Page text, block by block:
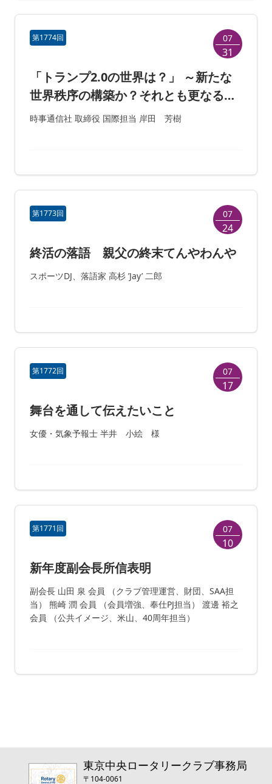
第1774回 07
31
「トランプ2.0の世界は？」 ～新たな
世界秩序の構築か？それとも更なる分
断の深化か？日本の正しい対応は？～
時事通信社 取締役 国際担当 岸田 芳樹
第1773回 07
24
終活の落語 親父の終末てんやわんや
スポーツDJ、落語家 高杉 ’Jay’ 二郎
第1772回 07
17
舞台を通して伝えたいこと
女優・気象予報士 半井 小絵 様
第1771回 07
10
新年度副会長所信表明
副会長 山田 泉 会員 （クラブ管理運営、財団、SAA担
当） 熊崎 潤 会員 （会員増強、奉仕PJ担当） 渡邊 裕之
会員 （公共イメージ、米山、40周年担当）
東京中央ロータリークラブ事務局
〒104-0061